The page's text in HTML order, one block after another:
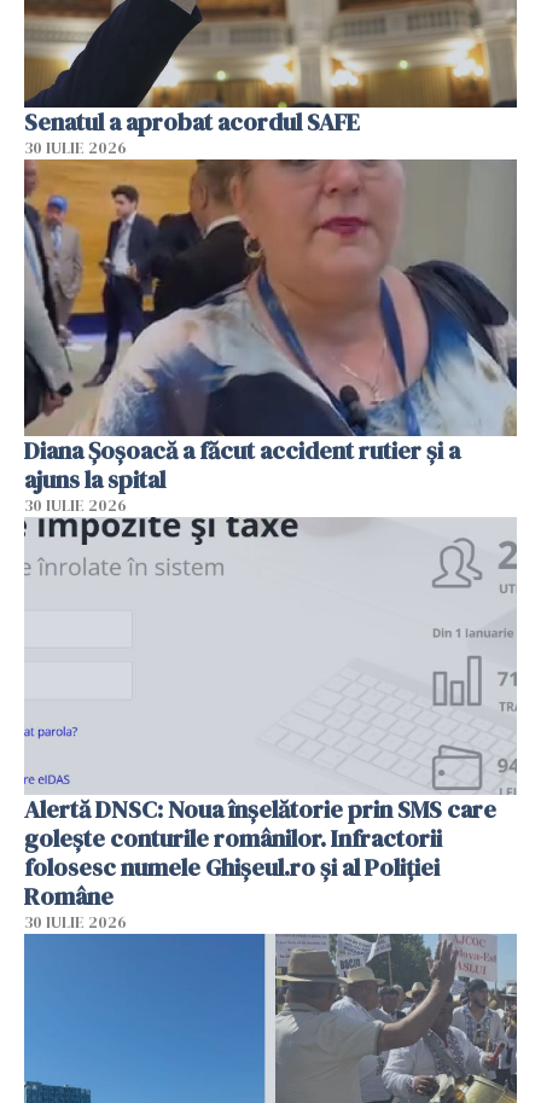
Senatul a aprobat acordul SAFE
30 IULIE 2026
Diana Șoșoacă a făcut accident rutier și a
ajuns la spital
30 IULIE 2026
Alertă DNSC: Noua înșelătorie prin SMS care
golește conturile românilor. Infractorii
folosesc numele Ghișeul.ro și al Poliției
Române
30 IULIE 2026